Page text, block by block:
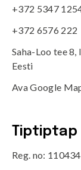
+372 5347
+372 6576 222
Saha-Loo tee
Eesti
Ava Google
Tiptiptap
Reg. no: